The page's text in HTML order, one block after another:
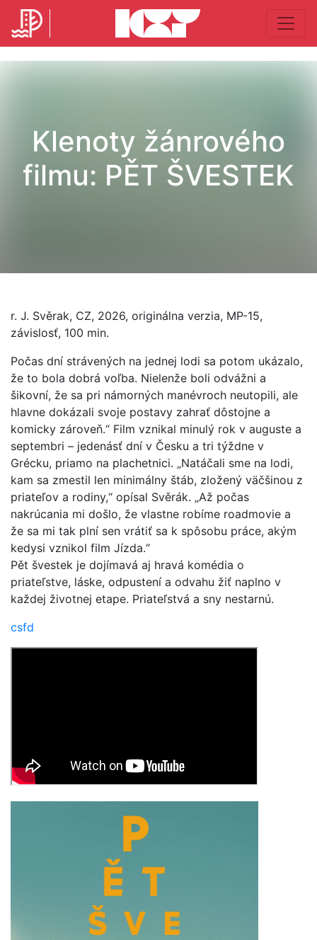
Klenoty žánrového
filmu: PĚT ŠVESTEK
r. J. Svěrak, CZ, 2026, originálna verzia, MP-15,
závislosť, 100 min.
Počas dní strávených na jednej lodi sa potom ukázalo,
že to bola dobrá voľba. Nielenže boli odvážni a
šikovní, že sa pri námorných manévroch neutopili, ale
hlavne dokázali svoje postavy zahrať dôstojne a
komicky zároveň.“ Film vznikal minulý rok v auguste a
septembri – jedenásť dní v Česku a tri týždne v
Grécku, priamo na plachetnici. „Natáčali sme na lodi,
kam sa zmestil len minimálny štáb, zložený väčšinou z
priateľov a rodiny,“ opísal Svěrák. „Až počas
nakrúcania mi došlo, že vlastne robíme roadmovie a
že sa mi tak plní sen vrátiť sa k spôsobu práce, akým
kedysi vznikol film Jízda.“
Pět švestek je dojímavá aj hravá komédia o
priateľstve, láske, odpustení a odvahu žiť naplno v
každej životnej etape. Priateľstvá a sny nestarnú.
csfd